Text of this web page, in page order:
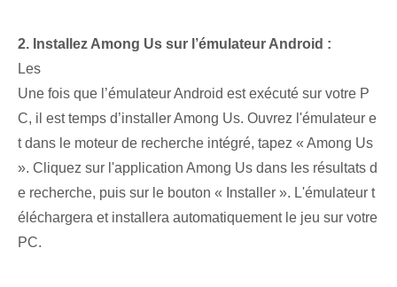
2. Installez Among ‌Us sur l’émulateur Android :
Les
Une fois que l’émulateur Android est exécuté sur votre P
C, il est temps d’installer Among Us. Ouvrez l'émulateur e
t⁣ dans le moteur de recherche intégré, tapez « Among Us
». Cliquez sur l'application Among Us dans les résultats d
e recherche, puis sur le bouton « Installer ». L'émulateur t
éléchargera et installera automatiquement le jeu sur votre
PC.